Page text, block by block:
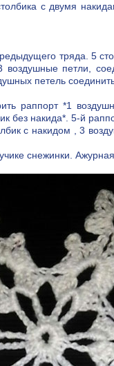
с двумя
тряда. 5
петли,
петель
раппорт *1
без накида*. 5-й
с накидом , 3
снежинки.